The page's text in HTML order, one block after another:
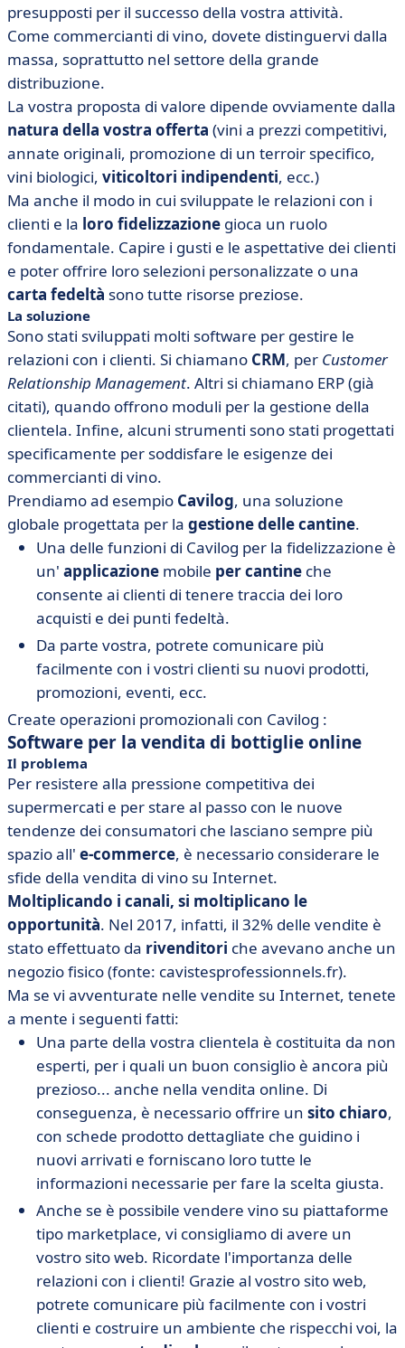
presupposti per il successo della vostra attività.
Come commercianti di vino, dovete distinguervi dalla
massa, soprattutto nel settore della grande
distribuzione.
La vostra proposta di valore dipende ovviamente dalla
natura della vostra offerta (vini a prezzi competitivi,
annate originali, promozione di un terroir specifico,
vini biologici, viticoltori indipendenti, ecc.)
Ma anche il modo in cui sviluppate le relazioni con i
clienti e la loro fidelizzazione gioca un ruolo
fondamentale. Capire i gusti e le aspettative dei clienti
e poter offrire loro selezioni personalizzate o una
carta fedeltà sono tutte risorse preziose.
La soluzione
Sono stati sviluppati molti software per gestire le
relazioni con i clienti. Si chiamano CRM, per Customer
Relationship Management. Altri si chiamano ERP (già
citati), quando offrono moduli per la gestione della
clientela. Infine, alcuni strumenti sono stati progettati
specificamente per soddisfare le esigenze dei
commercianti di vino.
Prendiamo ad esempio Cavilog, una soluzione
globale progettata per la gestione delle cantine.
Una delle funzioni di Cavilog per la fidelizzazione è
un' applicazione mobile per cantine che
consente ai clienti di tenere traccia dei loro
acquisti e dei punti fedeltà.
Da parte vostra, potrete comunicare più
facilmente con i vostri clienti su nuovi prodotti,
promozioni, eventi, ecc.
Create operazioni promozionali con Cavilog :
Software per la vendita di bottiglie online
Il problema
Per resistere alla pressione competitiva dei
supermercati e per stare al passo con le nuove
tendenze dei consumatori che lasciano sempre più
spazio all' e-commerce, è necessario considerare le
sfide della vendita di vino su Internet.
Moltiplicando i canali, si moltiplicano le
opportunità. Nel 2017, infatti, il 32% delle vendite è
stato effettuato da rivenditori che avevano anche un
negozio fisico (fonte: cavistesprofessionnels.fr).
Ma se vi avventurate nelle vendite su Internet, tenete
a mente i seguenti fatti:
Una parte della vostra clientela è costituita da non
esperti, per i quali un buon consiglio è ancora più
prezioso... anche nella vendita online. Di
conseguenza, è necessario offrire un sito chiaro,
con schede prodotto dettagliate che guidino i
nuovi arrivati e forniscano loro tutte le
informazioni necessarie per fare la scelta giusta.
Anche se è possibile vendere vino su piattaforme
tipo marketplace, vi consigliamo di avere un
vostro sito web. Ricordate l'importanza delle
relazioni con i clienti! Grazie al vostro sito web,
potrete comunicare più facilmente con i vostri
clienti e costruire un ambiente che rispecchi voi, la